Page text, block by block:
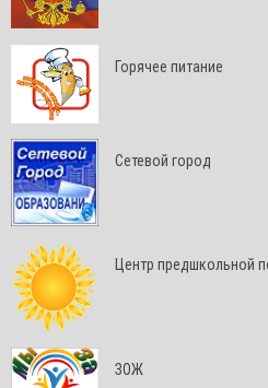
Горячее питание
Сетевой город
Центр предшкольной
ЗОЖ